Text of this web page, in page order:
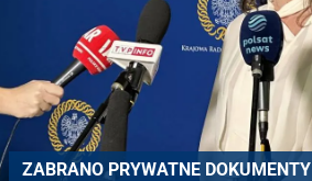
ZABRANO PRYWATNE DOKUMENTY